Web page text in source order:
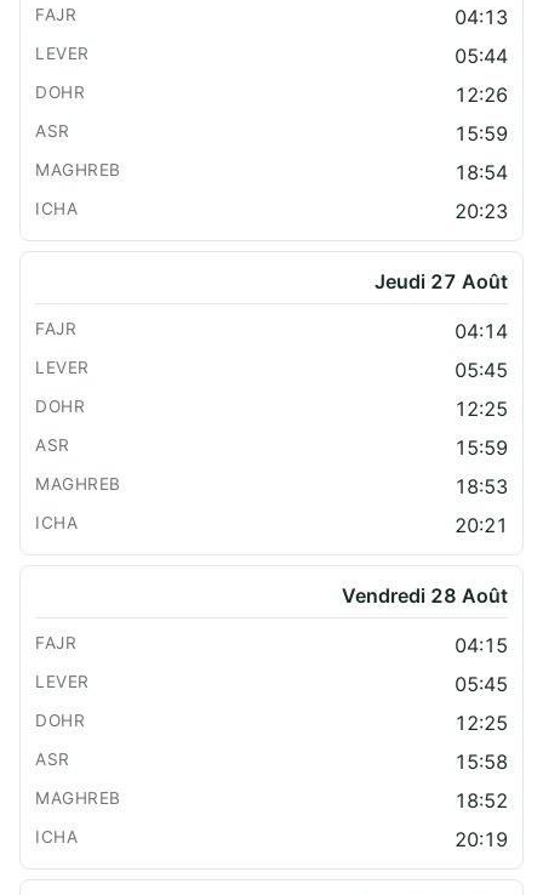
04:13
05:44
12:26
15:59
18:54
20:23
Jeudi 27 Août
04:14
05:45
12:25
15:59
18:53
20:21
Vendredi 28 Août
04:15
05:45
12:25
15:58
18:52
20:19